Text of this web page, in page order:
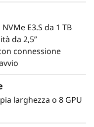
dove
E3.S da 1 TB
da 2,5”
connessione
larghezza o 8 GPU